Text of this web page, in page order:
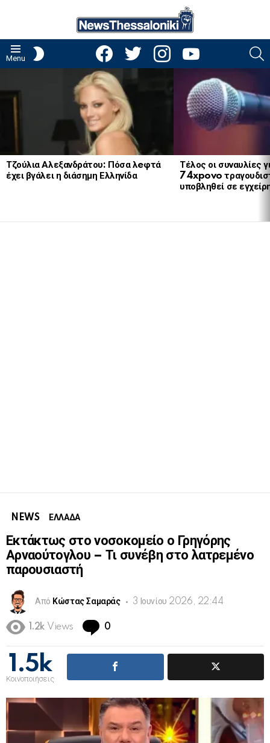
Menu
facebooktwitter instagramyoutube
Τζούλια Αλεξανδράτου: Πόσα λeφτά
έχει βγάλει η διάσημη Ελληνίδα
Τέλος οι συναυλίες
74xpovo
υποβληθεί σε
NEWS ΕΛΛΑΔΑ
Εκτάκτως στο νοσοκομείο ο Γρηγόρης
Αρναούτογλου – Τι συνέβη στο λατρεμένο
παρουσιαστή
Από Κώστας Σαμαράς 3 Ιουνίου 2026, 22:44
1.2k Views 0
1.5k
Κοινοποιήσεις